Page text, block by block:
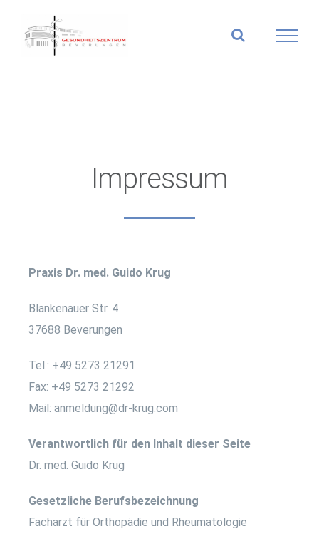
Inhalt
Impressum
Praxis Dr. med. Guido Krug
Blankenauer Str. 4
37688 Beverungen
Tel.: +49 5273 21291
Fax: +49 5273 21292
Mail: anmeldung@dr-krug.com
Verantwortlich für den Inhalt dieser Seite
Dr. med. Guido Krug
Gesetzliche Berufsbezeichnung
Facharzt für Orthopädie und Rheumatologie